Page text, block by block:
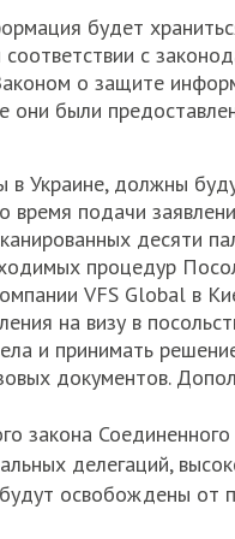
будет
с
о защите
они были
в Украине, должны
время подачи
десяти
процедур
VFS Global в
на визу в
и принимать
документов.
закона Соединенного
делегаций,
освобождены от